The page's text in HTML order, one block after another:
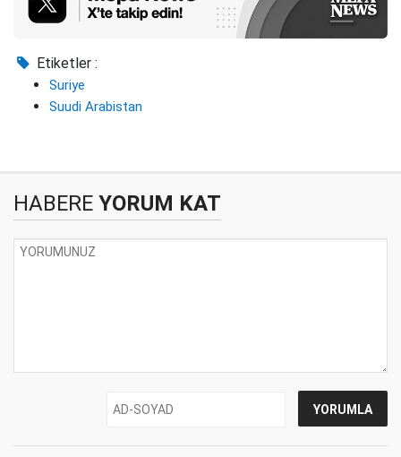
Etiketler :
Suriye
Suudi Arabistan
HABERE YORUM KAT